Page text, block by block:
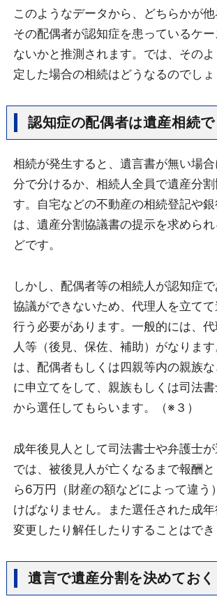
このようなデータから、どちらかが他
その配偶者が認知症を患っているケ
ないかと推測されます。では、その
定した場合の相続はどうなるのでしょ
認知症の配偶者は遺産相続で
相続が発生すると、遺言書が無い場
分で分けるか、相続人全員で遺産分割
す。自宅などの不動産の相続登記や
は、遺産分割協議書の提示を求めら
どです。
しかし、配偶者等の相続人が認知症
協議ができないため、代理人を立て
行う必要があります。一般的には、
人等（後見、保佐、補助）がなりま
は、配偶者もしくは四親等内の親族
に申立てをして、親族もしくは司法
から選任してもらいます。（※３）
成年後見人として司法書士や弁護士
では、被後見人が亡くなるまで報酬
ら6万円（財産の額などによって違う
けばなりません。また選任された成
変更したり解任したりすることはでき
遺言で遺産分割を決めておく